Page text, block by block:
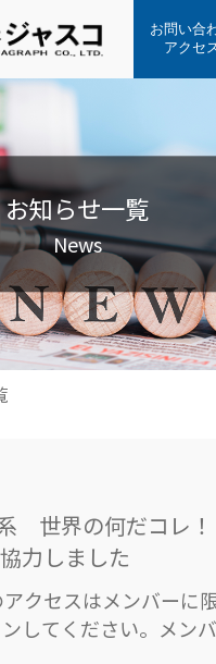
お問い合
アクセ
お知らせ一覧
News
世界の何だコレ
力しました
クセスはメンバーに
してください。メン